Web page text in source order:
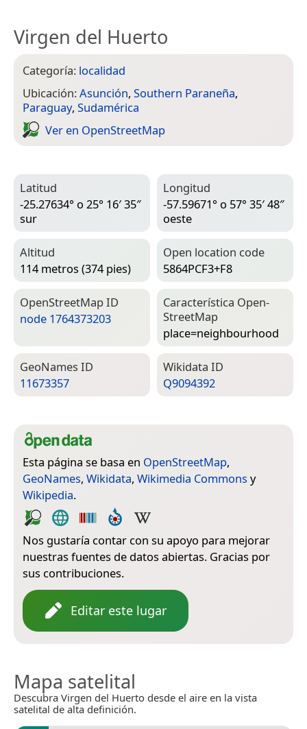
Virgen del Huerto
Categoría: localidad
Ubicación:Asunción, Southern Paraneña,
Paraguay, Sudamérica
Ver en Open­Street­Map
Latitud
-25.27634° o 25° 16′ 35″
sur
Longitud
-57.59671° o 57° 35′ 48″
oeste
Altitud
114 metros (374 pies)
Open location code
5864PCF3+F8
Open­Street­Map ID
node 1764373203
Característica Open­
Street­Map
place=­neighbourhood
Geo­Names ID
11673357
Wiki­data ID
Q9094392
Esta página se basa en OpenStreetMap,
GeoNames, Wikidata, Wikimedia Commons y
Wikipedia.
Nos gustaría contar con su apoyo para mejorar
nuestras fuentes de datos abiertas. Gracias por
sus contribuciones.
Editar este lugar
Mapa satelital
Descubra Virgen del Huerto desde el aire en la vista
satelital de alta definición.